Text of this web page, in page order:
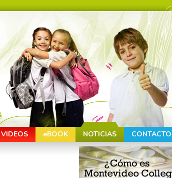
VIDEOS eBOOK NOTICIAS CONTACTO